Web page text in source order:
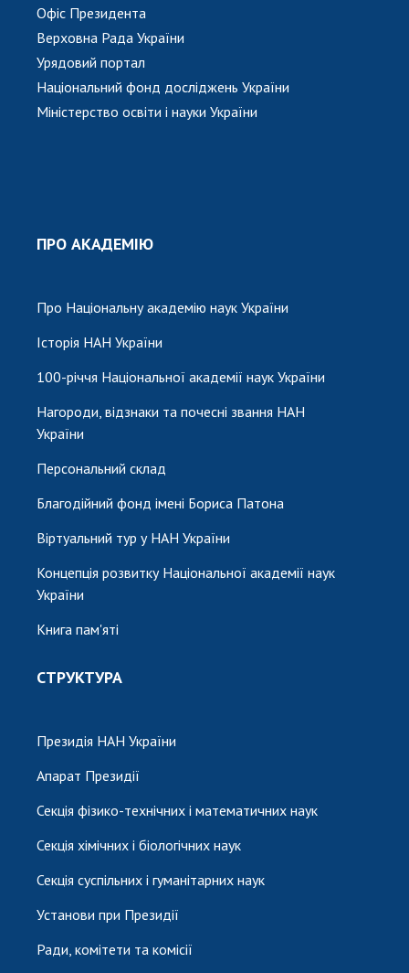
Офіс Президента
Верховна Рада України
Урядовий портал
Національний фонд досліджень України
Міністерство освіти і науки України
ПРО АКАДЕМІЮ
Про Національну академію наук України
Історія НАН України
100-річчя Національної академії наук України
Нагороди, відзнаки та почесні звання НАН
України
Персональний склад
Благодійний фонд імені Бориса Патона
Віртуальний тур у НАН України
Концепція розвитку Національної академії наук
України
Книга пам'яті
СТРУКТУРА
Президія НАН України
Апарат Президії
Секція фізико-технічних і математичних наук
Секція хімічних і біологічних наук
Секція суспільних і гуманітарних наук
Установи при Президії
Ради, комітети та комісії